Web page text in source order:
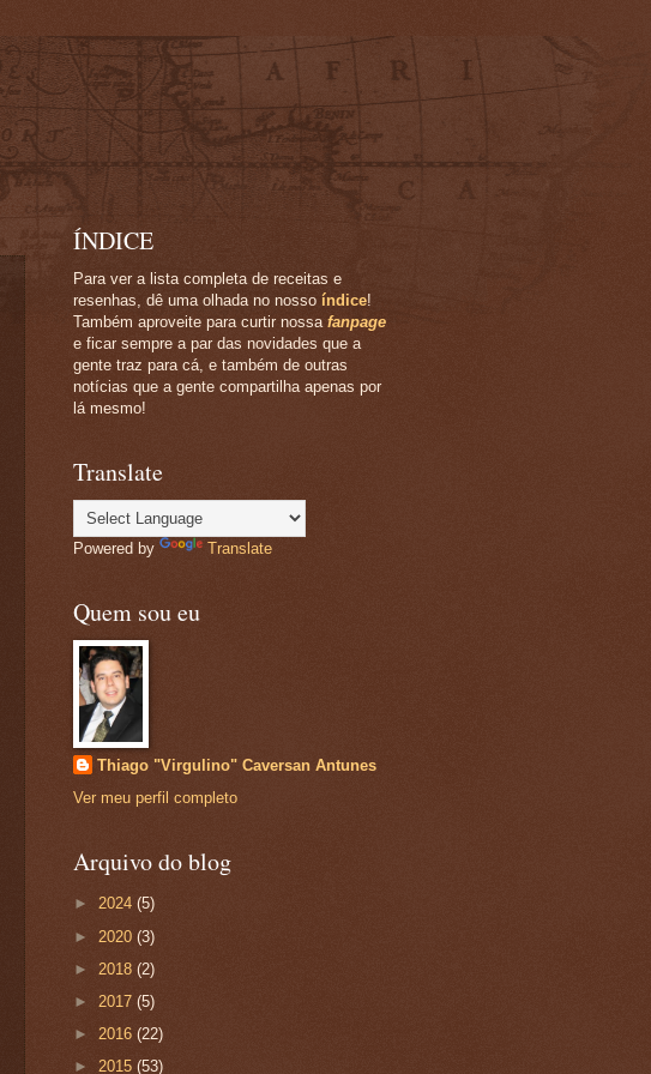
ÍNDICE
Para ver a lista completa de receitas e
resenhas, dê uma olhada no nosso índice!
Também aproveite para curtir nossa fanpage
e ficar sempre a par das novidades que a
gente traz para cá, e também de outras
notícias que a gente compartilha apenas por
lá mesmo!
Translate
Powered by Translate
Quem sou eu
Thiago "Virgulino" Caversan Antunes
Ver meu perfil completo
Arquivo do blog
► 2024 (5)
► 2020 (3)
► 2018 (2)
► 2017 (5)
► 2016 (22)
► 2015 (53)